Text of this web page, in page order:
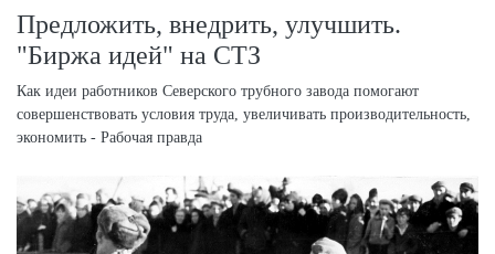
Предложить, внедрить, улучшить.
"Биржа идей" на СТЗ
Как идеи работников Северского трубного завода помогают
совершенствовать условия труда, увеличивать производительность,
экономить - Рабочая правда